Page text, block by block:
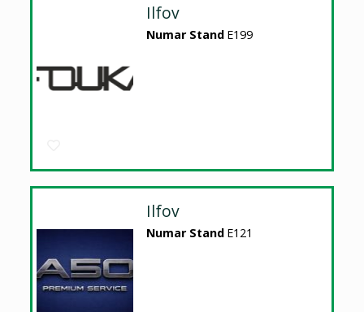
Ilfov
Numar Stand E199
Ilfov
Numar Stand E121